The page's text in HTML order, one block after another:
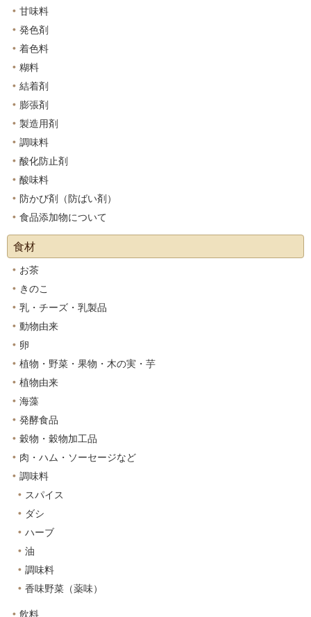
甘味料
発色剤
着色料
糊料
結着剤
膨張剤
製造用剤
調味料
酸化防止剤
酸味料
防かび剤（防ばい剤）
食品添加物について
食材
お茶
きのこ
乳・チーズ・乳製品
動物由来
卵
植物・野菜・果物・木の実・芋
植物由来
海藻
発酵食品
穀物・穀物加工品
肉・ハム・ソーセージなど
調味料
スパイス
ダシ
ハーブ
油
調味料
香味野菜（薬味）
飲料